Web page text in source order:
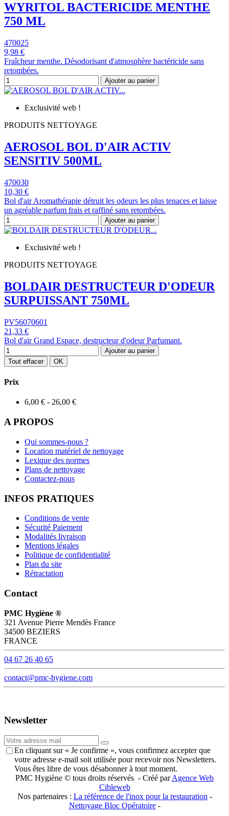
WYRITOL BACTERICIDE MENTHE
750 ML
470025
9,98 €
Fraîcheur menthe. Désodorisant d'atmosphère bactéricide sans
retombées.
Ajouter au panier
Exclusivité web !
PRODUITS NETTOYAGE
AEROSOL BOL D'AIR ACTIV
SENSITIV 500ML
470030
10,30 €
Bol d'air Aromathérapie détruit les odeurs les plus tenaces et laisse
un agréable parfum frais et raffiné sans retombées.
Ajouter au panier
Exclusivité web !
PRODUITS NETTOYAGE
BOLDAIR DESTRUCTEUR D'ODEUR
SURPUISSANT 750ML
PV56070601
21,33 €
Bol d'air Grand Espace, destructeur d'odeur Parfumant.
Ajouter au panier
Tout effacer
OK
Prix
6,00 € - 26,00 €
A PROPOS
Qui sommes-nous ?
Location matériel de nettoyage
Lexique des normes
Plans de nettoyage
Contactez-nous
INFOS PRATIQUES
Conditions de vente
Sécurité Paiement
Modalités livraison
Mentions légales
Politique de confidentialité
Plan du site
Rétractation
Contact
PMC Hygiène ®
321 Avenue Pierre Mendès France
34500 BEZIERS
FRANCE
04 67 26 40 65
contact@pmc-hygiene.com
Newsletter
En cliquant sur « Je confirme », vous confirmez accepter que
votre adresse e-mail soit utilisée pour recevoir nos Newsletters.
Vous êtes libre de vous désabonner à tout moment.
PMC Hygiène © tous droits réservés - Créé parAgence Web
Cibleweb
Nos partenaires : La référence de l'inox pour la restauration -
Nettoyage Bloc Opératoire-